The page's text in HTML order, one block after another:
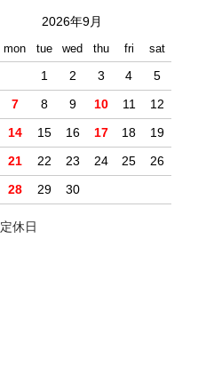
2026年9月
mon tue wed thu fri sat
1 2 3 4
5
7 8 9 10 11
12
14 15 16 17 18
19
21 22 23 24 25
26
28 29 30
定休日